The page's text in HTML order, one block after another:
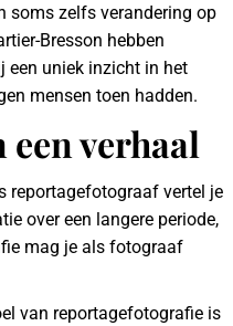
soms zelfs verandering op
Bresson hebben
een uniek inzicht in het
mensen toen hadden.
verhaal
reportagefotograaf vertel je
over een langere periode,
mag je als fotograaf
van reportagefotografie is